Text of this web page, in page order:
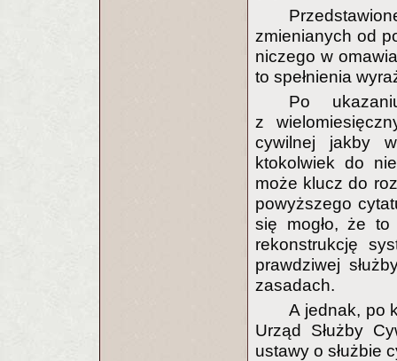
zmienianych od
niczego w
to spełnienia
Po
z
cywilnej jakby
ktokolwiek do
może klucz do
powyższego
się mogło, że
rekonstrukcję
prawdziwej
zasadach.
A jednak, po
Urząd Służby
ustawy o służbie